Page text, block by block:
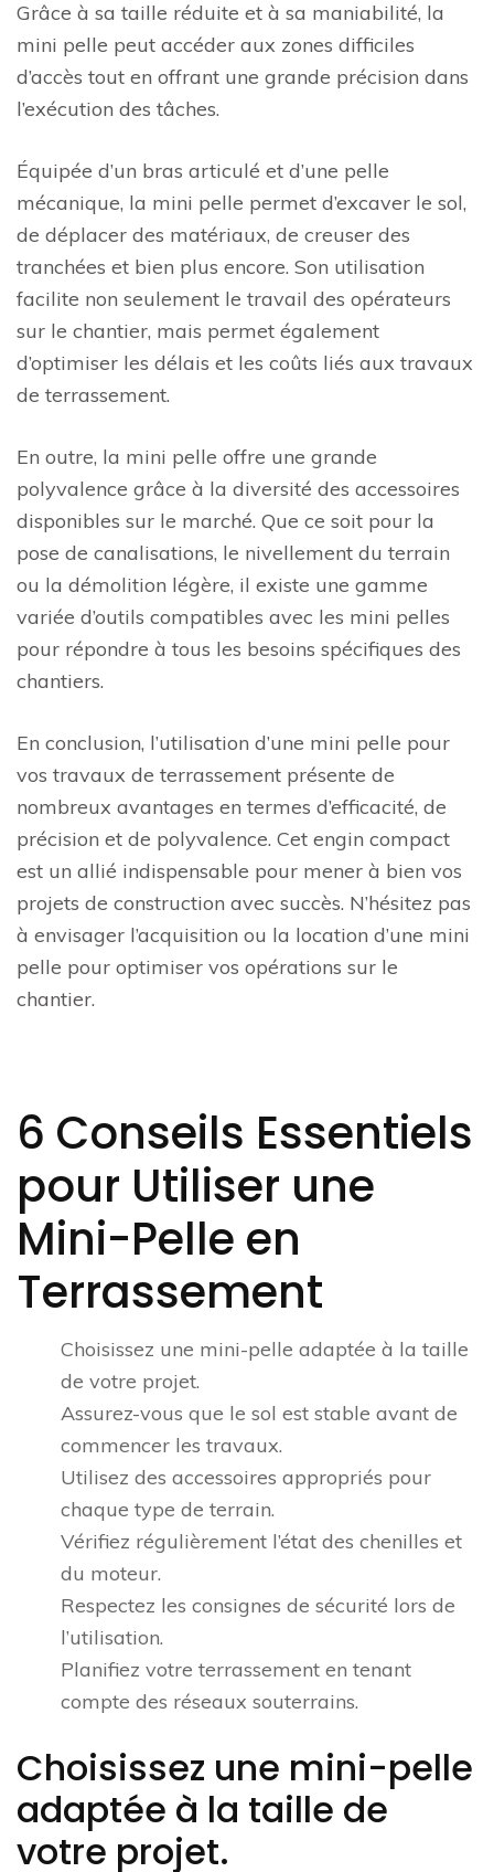
Grâce à sa taille réduite et à sa maniabilité, la
mini pelle peut accéder aux zones difficiles
d’accès tout en offrant une grande précision dans
l’exécution des tâches.
Équipée d’un bras articulé et d’une pelle
mécanique, la mini pelle permet d’excaver le sol,
de déplacer des matériaux, de creuser des
tranchées et bien plus encore. Son utilisation
facilite non seulement le travail des opérateurs
sur le chantier, mais permet également
d’optimiser les délais et les coûts liés aux travaux
de terrassement.
En outre, la mini pelle offre une grande
polyvalence grâce à la diversité des accessoires
disponibles sur le marché. Que ce soit pour la
pose de canalisations, le nivellement du terrain
ou la démolition légère, il existe une gamme
variée d’outils compatibles avec les mini pelles
pour répondre à tous les besoins spécifiques des
chantiers.
En conclusion, l’utilisation d’une mini pelle pour
vos travaux de terrassement présente de
nombreux avantages en termes d’efficacité, de
précision et de polyvalence. Cet engin compact
est un allié indispensable pour mener à bien vos
projets de construction avec succès. N’hésitez pas
à envisager l’acquisition ou la location d’une mini
pelle pour optimiser vos opérations sur le
chantier.
6 Conseils Essentiels
pour Utiliser une
Mini-Pelle en
Terrassement
Choisissez une mini-pelle adaptée à la taille
de votre projet.
Assurez-vous que le sol est stable avant de
commencer les travaux.
Utilisez des accessoires appropriés pour
chaque type de terrain.
Vérifiez régulièrement l’état des chenilles et
du moteur.
Respectez les consignes de sécurité lors de
l’utilisation.
Planifiez votre terrassement en tenant
compte des réseaux souterrains.
Choisissez une mini-pelle
adaptée à la taille de
votre projet.